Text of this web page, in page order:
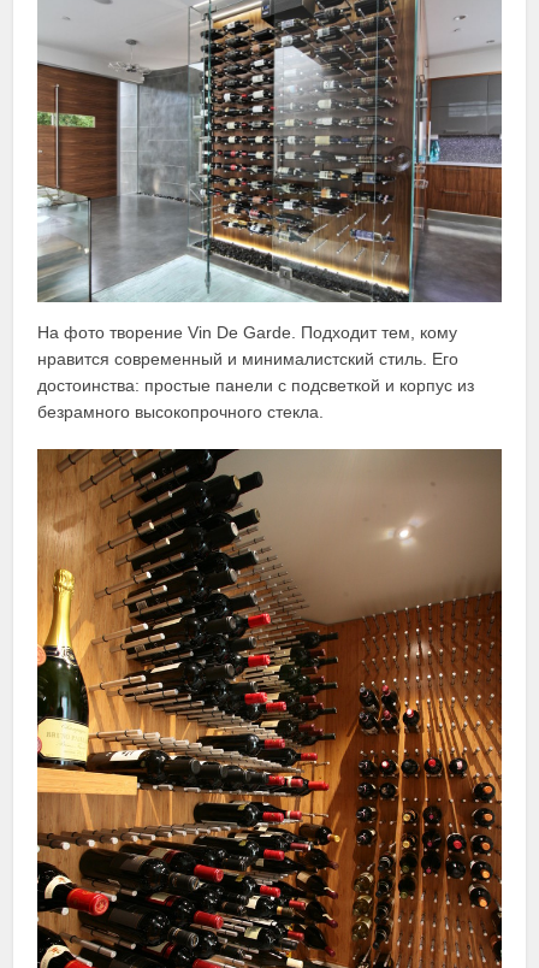
На фото творение Vin De Garde. Подходит тем, кому
нравится современный и минималистский стиль. Его
достоинства: простые панели с подсветкой и корпус из
безрамного высокопрочного стекла.